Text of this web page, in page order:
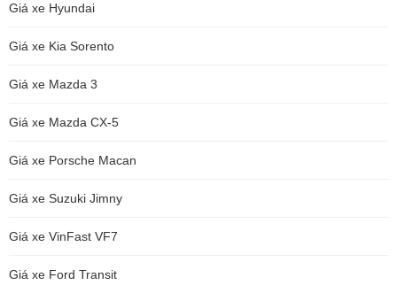
Giá xe Hyundai
Giá xe Kia Sorento
Giá xe Mazda 3
Giá xe Mazda CX-5
Giá xe Porsche Macan
Giá xe Suzuki Jimny
Giá xe VinFast VF7
Giá xe Ford Transit